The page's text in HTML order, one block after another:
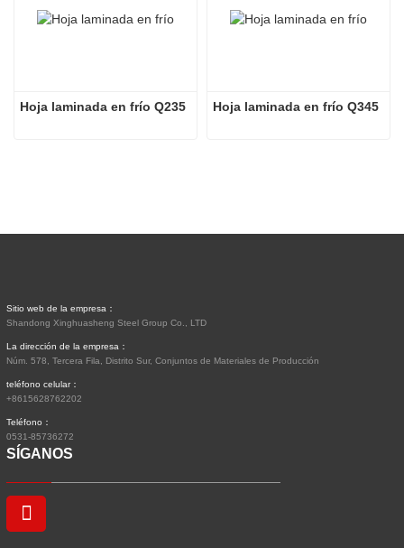
Hoja laminada en frío Q235 Hoja laminada en frío Q345
Sitio web de la empresa：
Shandong Xinghuasheng Steel Group Co., LTD
La dirección de la empresa：
Núm. 578, Tercera Fila, Distrito Sur, Conjuntos de Materiales de Producción
teléfono celular：
+8615628762202
Teléfono：
0531-85736272
SÍGANOS